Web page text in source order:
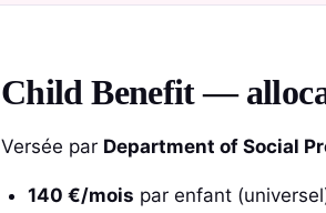
Child Benefit —
Versée par Department of Social
140 €/mois par enfant